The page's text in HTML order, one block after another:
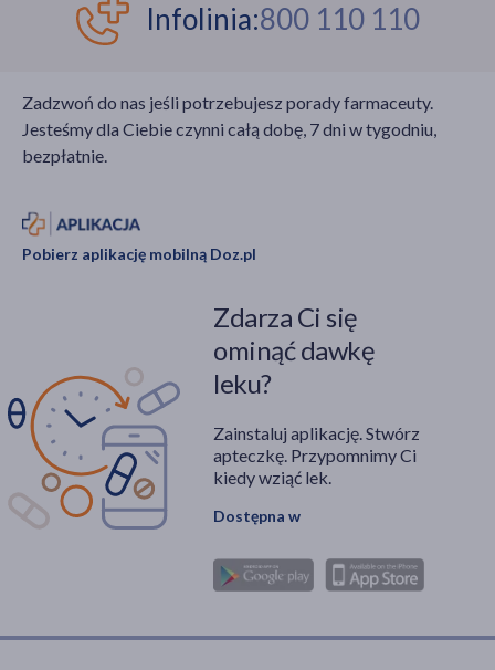
Infolinia:800 110 110
Zadzwoń do nas jeśli potrzebujesz porady farmaceuty.
Jesteśmy dla Ciebie czynni całą dobę, 7 dni w tygodniu,
bezpłatnie.
Pobierz aplikację mobilną Doz.pl
Zdarza Ci się
ominąć dawkę
leku?
Zainstaluj aplikację. Stwórz
apteczkę. Przypomnimy Ci
kiedy wziąć lek.
Dostępna w